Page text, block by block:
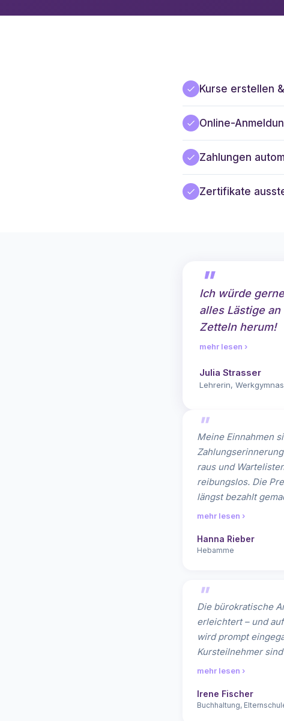
Kurse erstellen
Online-
Zahlungen
Zertifikate
Ich würde
alles Lästige
Zetteln herum!
mehr lesen ›
Julia Strasser
Lehrerin,
Meine Einnahmen
raus und
reibungslos. Die
längst bezahlt
mehr lesen ›
Hanna Rieber
Hebamme
Die bürokratische
erleichtert – und
wird prompt
Kursteilnehmer
mehr lesen ›
Irene Fischer
Buchhaltung,